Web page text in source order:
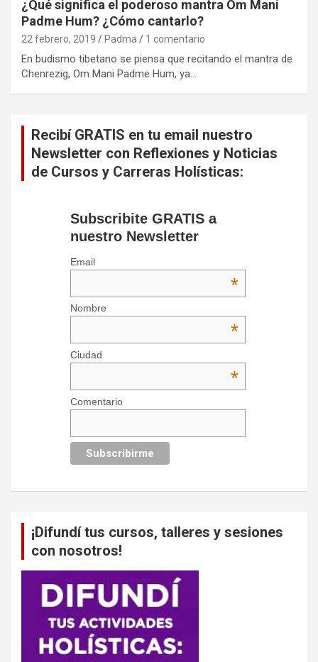
¿Qué significa el poderoso mantra Om Mani
Padme Hum? ¿Cómo cantarlo?
22 febrero, 2019 Padma 1 comentario
En budismo tibetano se piensa que recitando el mantra de
Chenrezig, Om Mani Padme Hum, ya…
Recibí GRATIS en tu email nuestro
Newsletter con Reflexiones y Noticias
de Cursos y Carreras Holísticas:
Subscribite GRATIS a
nuestro Newsletter
Email
*
Nombre
*
Ciudad
*
Comentario
¡Difundí tus cursos, talleres y sesiones
con nosotros!